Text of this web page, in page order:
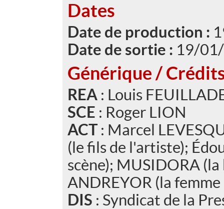
Dates
Date de production :
Date de sortie : 19/
Générique /
REA : Louis
SCE : Roger LION
ACT : Marcel
(le fils de l'artiste);
scène); MUSIDORA
ANDREYOR (la
DIS : Syndicat de la